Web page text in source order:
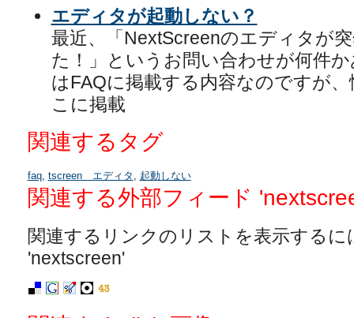
エディタが起動しない？
最近、「NextScreenのエディタが
た！」というお問い合わせが何件
はFAQに掲載する内容なのですが
こに掲載
関連するタグ
faq, tscreen エディタ , 起動しない
関連する外部フィード
関連するリンクのリストを表示する
'nextscreen'